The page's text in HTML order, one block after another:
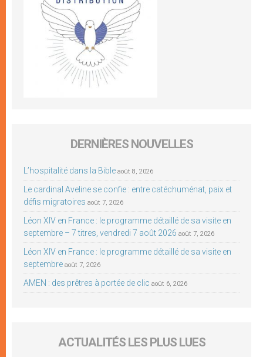
DERNIÈRES NOUVELLES
L’hospitalité dans la Bible août 8, 2026
Le cardinal Aveline se confie : entre catéchuménat, paix et
défis migratoires août 7, 2026
Léon XIV en France : le programme détaillé de sa visite en
septembre – 7 titres, vendredi 7 août 2026 août 7, 2026
Léon XIV en France : le programme détaillé de sa visite en
septembre août 7, 2026
AMEN : des prêtres à portée de clic août 6, 2026
ACTUALITÉS LES PLUS LUES